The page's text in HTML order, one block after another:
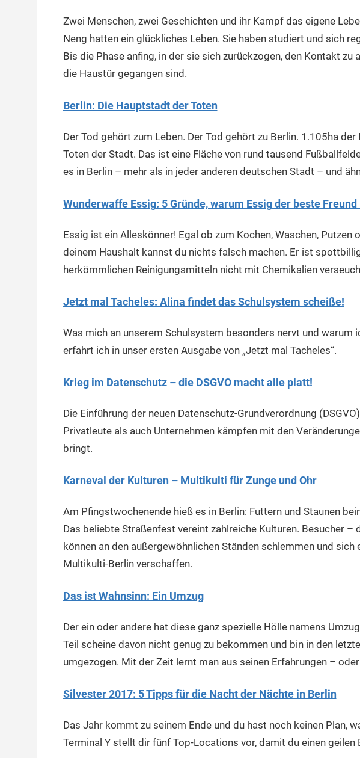
Zwei Menschen, zwei Geschichten und ihr Kampf das eigene
Neng hatten ein glückliches Leben. Sie haben studiert und sich
Bis die Phase anfing, in der sie sich zurückzogen, den Kontakt zu
die Haustür gegangen sind.
Berlin: Die Hauptstadt der Toten
Der Tod gehört zum Leben. Der Tod gehört zu Berlin. 1.105ha
Toten der Stadt. Das ist eine Fläche von rund tausend
es in Berlin – mehr als in jeder anderen deutschen Stadt – und
Wunderwaffe Essig: 5 Gründe, warum Essig der beste
Essig ist ein Alleskönner! Egal ob zum Kochen, Waschen,
deinem Haushalt kannst du nichts falsch machen. Er ist
herkömmlichen Reinigungsmitteln nicht mit Chemikalien
Jetzt mal Tacheles: Alina findet das Schulsystem scheiße!
Was mich an unserem Schulsystem besonders nervt und warum
erfahrt ich in unser ersten Ausgabe von „Jetzt mal Tacheles“.
Krieg im Datenschutz – die DSGVO macht alle platt!
Die Einführung der neuen Datenschutz-Grundverordnung
Privatleute als auch Unternehmen kämpfen mit den
bringt.
Karneval der Kulturen – Multikulti für Zunge und Ohr
Am Pfingstwochenende hieß es in Berlin: Futtern und Staunen
Das beliebte Straßenfest vereint zahlreiche Kulturen. Besucher –
können an den außergewöhnlichen Ständen schlemmen und
Multikulti-Berlin verschaffen.
Das ist Wahnsinn: Ein Umzug
Der ein oder andere hat diese ganz spezielle Hölle namens
Teil scheine davon nicht genug zu bekommen und bin in den
umgezogen. Mit der Zeit lernt man aus seinen Erfahrungen –
Silvester 2017: 5 Tipps für die Nacht der Nächte in Berlin
Das Jahr kommt zu seinem Ende und du hast noch keinen Plan,
Terminal Y stellt dir fünf Top-Locations vor, damit du einen geilen